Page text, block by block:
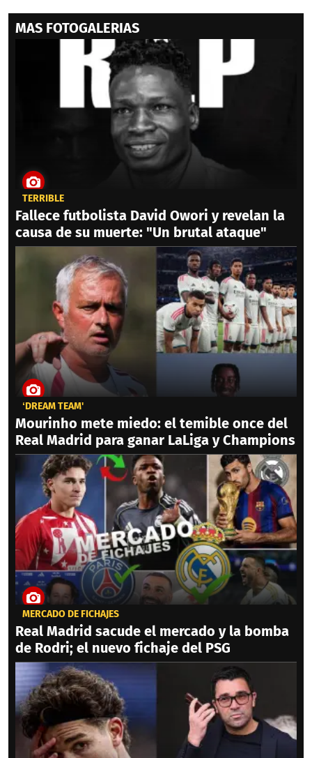
MAS FOTOGALERIAS
TERRIBLE
Fallece futbolista David Owori y revelan la
causa de su muerte: "Un brutal ataque"
‘DREAM TEAM'
Mourinho mete miedo: el temible once del
Real Madrid para ganar LaLiga y Champions
MERCADO DE FICHAJES
Real Madrid sacude el mercado y la bomba
de Rodri; el nuevo fichaje del PSG